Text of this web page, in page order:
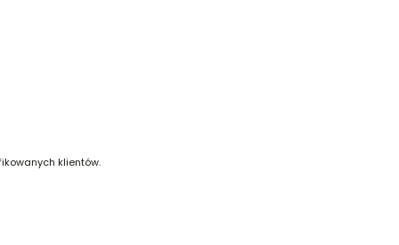
klientów.